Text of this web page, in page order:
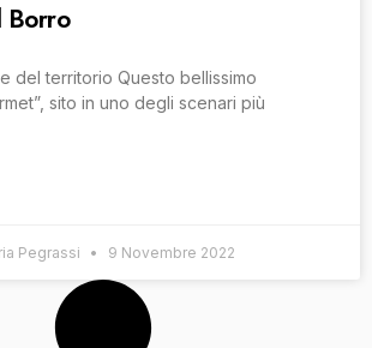
Borro
del territorio Questo bellissimo
sito in uno degli scenari più
Pegrassi 9 Novembre 2022